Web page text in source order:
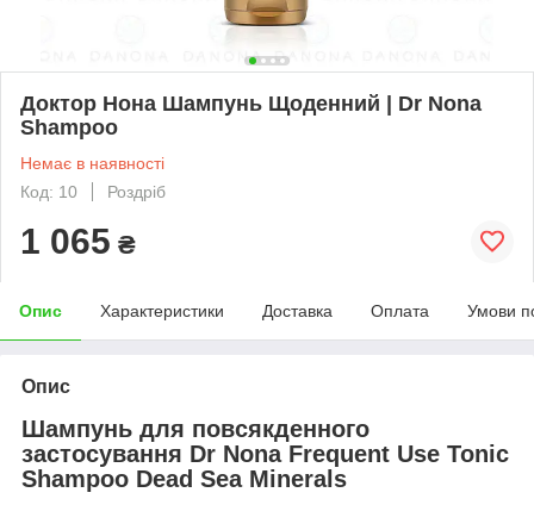
Доктор Нона Шампунь Щоденний | Dr Nona
Shampoo
Немає в наявності
Код: 10
Роздріб
1 065 ₴
Опис Характеристики Доставка Оплата Умови
Опис
Шампунь для повсякденного
застосування Dr Nona Frequent Use Tonic
Shampoo Dead Sea Minerals